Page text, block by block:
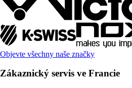
Objevte všechny naše značky
Zákaznický servis ve Francie